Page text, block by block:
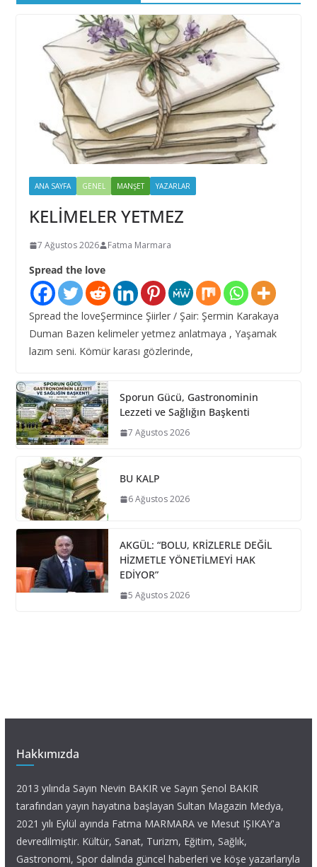
ANA SAYFA GENEL MANŞET YAZARLAR
KELİMELER YETMEZ
7 Ağustos 2026 Fatma Marmara
Spread the love
Spread the loveŞermince Şiirler / Şair: Şermin Karakaya
Duman Bazen kelimeler yetmez anlatmaya , Yaşamak
lazım seni. Kömür karası gözlerinde,
Sporun Gücü, Gastronominin
Lezzeti ve Sağlığın Başkenti
7 Ağustos 2026
BU KALP
6 Ağustos 2026
AKGÜL: “BOLU, KRİZLERLE DEĞİL
HİZMETLE YÖNETİLMEYİ HAK
EDİYOR”
5 Ağustos 2026
Hakkımızda
2013 yılında Sayın Nevin BAKIR ve Sayın Şenol BAKIR
tarafından yayın hayatına başlayan Sultan Magazin Medya,
2021 yılı Eylül ayında Fatma MARMARA ve Mesut IŞIKAY'a
devredilmiştir. Kültür, Sanat, Turizm, Eğitim, Sağlık,
Gastronomi, Spor dalında güncel haberleri ve köşe yazarlarıyla